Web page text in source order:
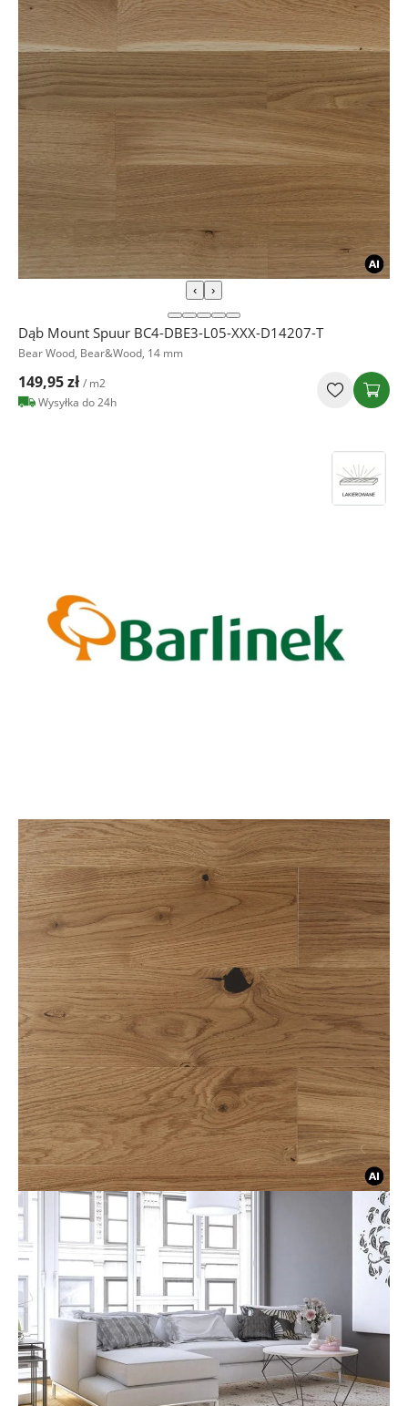
‹ ›
Dąb Mount Spuur BC4-DBE3-L05-XXX-D14207-T
Bear Wood, Bear&Wood, 14 mm
149,95 zł / m2
Wysyłka do 24h